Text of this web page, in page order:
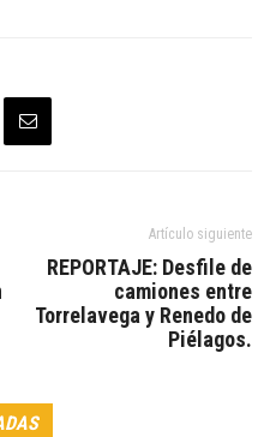
Artículo siguiente
REPORTAJE: Desfile de
camiones entre
Torrelavega y Renedo de
Piélagos.